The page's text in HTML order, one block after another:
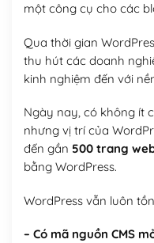
một công cụ cho các
Qua thời gian
thu hút các doanh
kinh nghiệm đến với
Ngày nay, có không ít
nhưng vị trí của
đến gần 500 trang
bằng WordPress.
WordPress vẫn luôn
– Có mã nguồn CMS